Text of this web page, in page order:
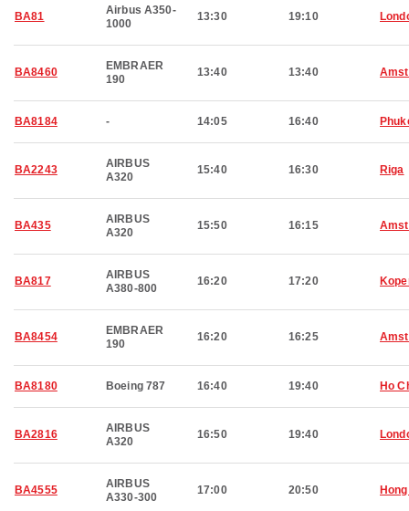
BA81
Airbus A350-
1000
13:30 19:10
BA8460
EMBRAER
190
13:40 13:40
BA8184 - 14:05 16:40
BA2243
AIRBUS
A320
15:40 16:30 Riga
BA435
AIRBUS
A320
15:50 16:15
BA817
AIRBUS
A380-800
16:20 17:20
BA8454
EMBRAER
190
16:20 16:25
BA8180 Boeing 787 16:40 19:40 Ho
BA2816
AIRBUS
A320
16:50 19:40
BA4555
AIRBUS
A330-300
17:00 20:50